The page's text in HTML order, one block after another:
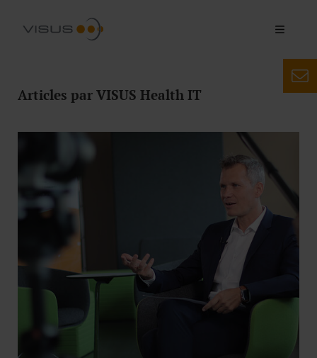
Articles par VISUS Health IT